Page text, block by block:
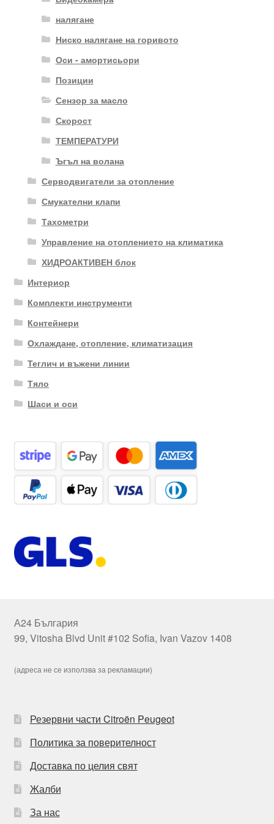
налягане
Ниско налягане на горивото
Оси - амортисьори
Позиции
Сензор за масло
Скорост
ТЕМПЕРАТУРИ
Ъгъл на волана
Серводвигатели за отопление
Смукателни клапи
Тахометри
Управление на отоплението на климатика
ХИДРОАКТИВЕН блок
Интериор
Комплекти инструменти
Контейнери
Охлаждане, отопление, климатизация
Теглич и въжени линии
Тяло
Шаси и оси
А24 България
99, Vitosha Blvd Unit #102 Sofia, Ivan Vazov 1408
(адреса не се използва за рекламации)
Резервни части Citroën Peugeot
Политика за поверителност
Доставка по целия свят
Жалби
За нас